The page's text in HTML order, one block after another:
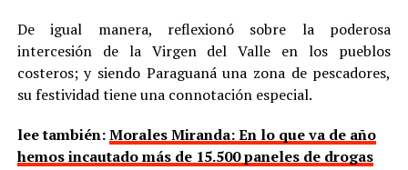
De igual manera, reflexionó sobre la poderosa
intercesión de la Virgen del Valle en los pueblos
costeros; y siendo Paraguaná una zona de pescadores,
su festividad tiene una connotación especial.
lee también:Morales Miranda: En lo que va de año
hemos incautado más de 15.500 paneles de drogas